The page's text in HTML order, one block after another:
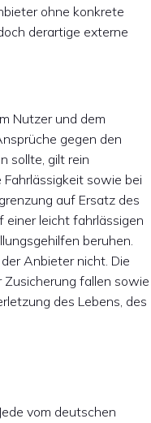
ohne konkrete
derartige externe
Nutzer und dem
gegen den
sollte, gilt rein
sowie bei
auf Ersatz des
einer leicht fahrlässigen
beruhen.
Anbieter nicht. Die
fallen sowie
des Lebens, des
vom deutschen